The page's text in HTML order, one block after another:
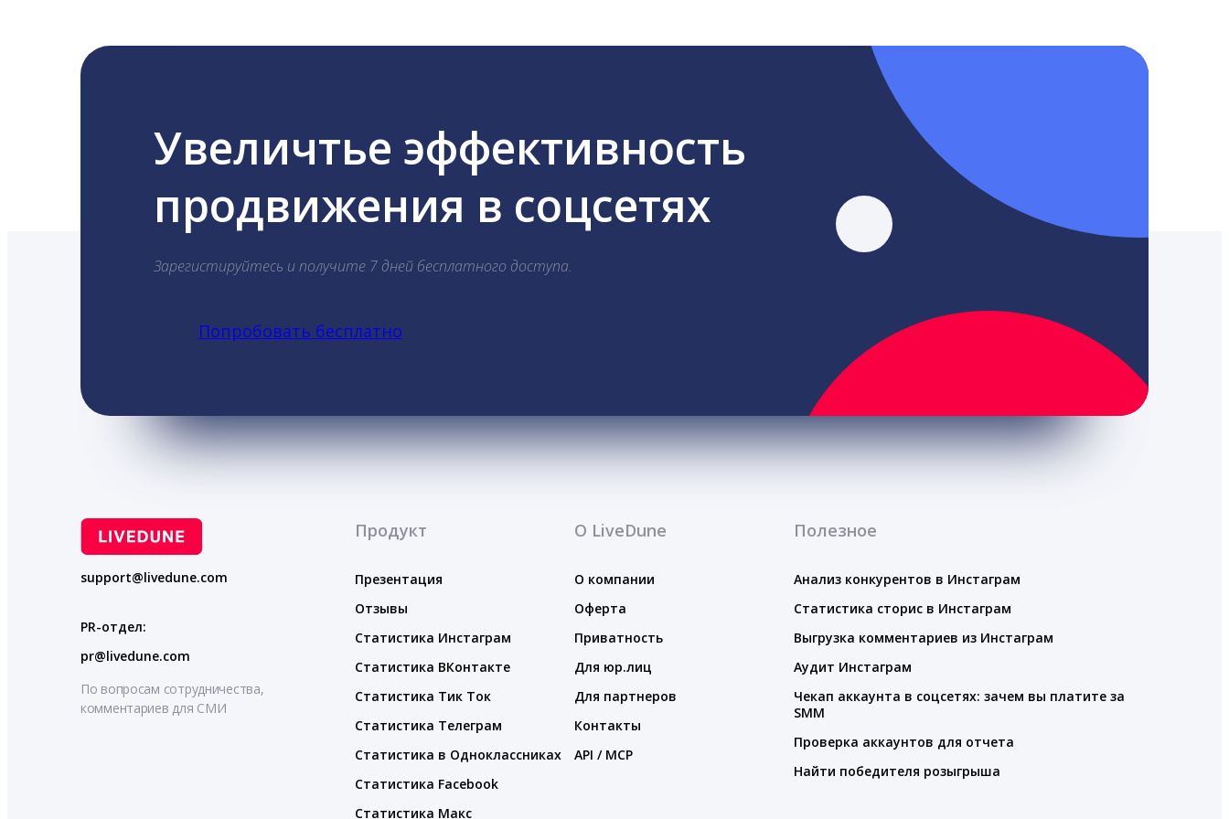
Увеличтье эффективность
продвижения в соцсетях
Зарегистируйтесь и получите 7 дней бесплатного доступа.
Попробовать бесплатно
support@livedune.com
PR-отдел:
pr@livedune.com
По вопросам сотрудничества,
комментариев для СМИ
Продукт
Презентация
Отзывы
Статистика Инстаграм
Статистика ВКонтакте
Статистика Тик Ток
Статистика Телеграм
Статистика в Одноклассниках
Статистика Facebook
Статистика Макс
О LiveDune
О компании
Оферта
Приватность
Для юр.лиц
Для партнеров
Контакты
API / MCP
Полезное
Анализ конкурентов в Инстаграм
Статистика сторис в Инстаграм
Выгрузка комментариев из Инстаграм
Аудит Инстаграм
Чекап аккаунта в соцсетях: зачем вы платите за
SMM
Проверка аккаунтов для отчета
Найти победителя розыгрыша